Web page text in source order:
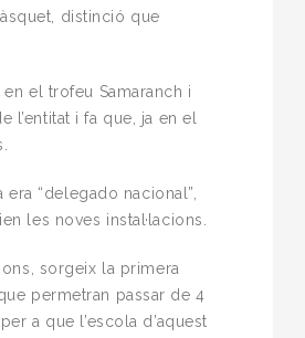
distinció que
en el trofeu Samaranch i
i fa que, ja en el
“delegado nacional”,
les noves instal·lacions.
sorgeix la primera
permetran passar de 4
a que l’escola d’aquest